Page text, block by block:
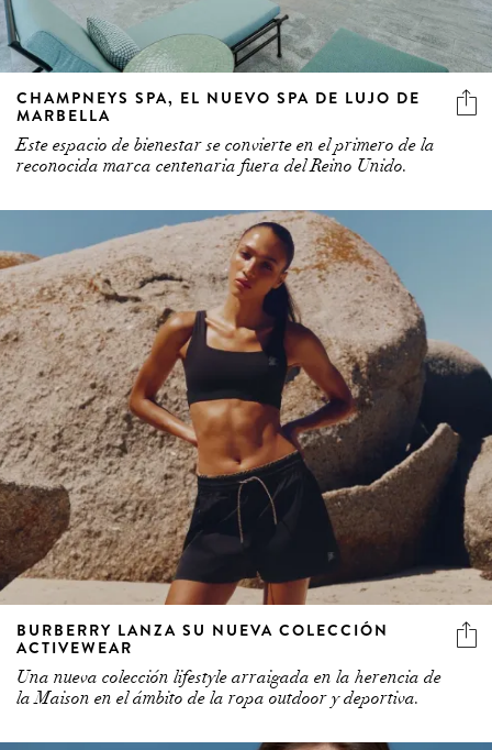
CHAMPNEYS SPA, EL NUEVO SPA DE LUJO DE
MARBELLA
Este espacio de bienestar se convierte en el primero de la
reconocida marca centenaria fuera del Reino Unido.
BURBERRY LANZA SU NUEVA COLECCIÓN
ACTIVEWEAR
Una nueva colección lifestyle arraigada en la herencia de
la Maison en el ámbito de la ropa outdoor y deportiva.